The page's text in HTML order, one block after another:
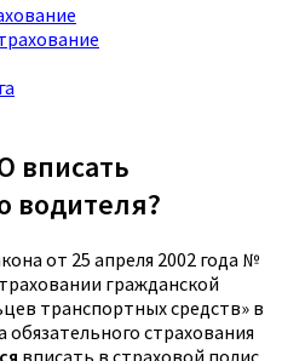
вписать
водителя?
от 25 апреля 2002 года №
гражданской
транспортных средств» в
страхования
вписать в страховой полис